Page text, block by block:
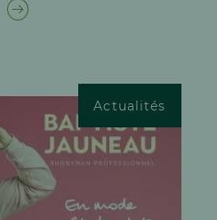
Actualités